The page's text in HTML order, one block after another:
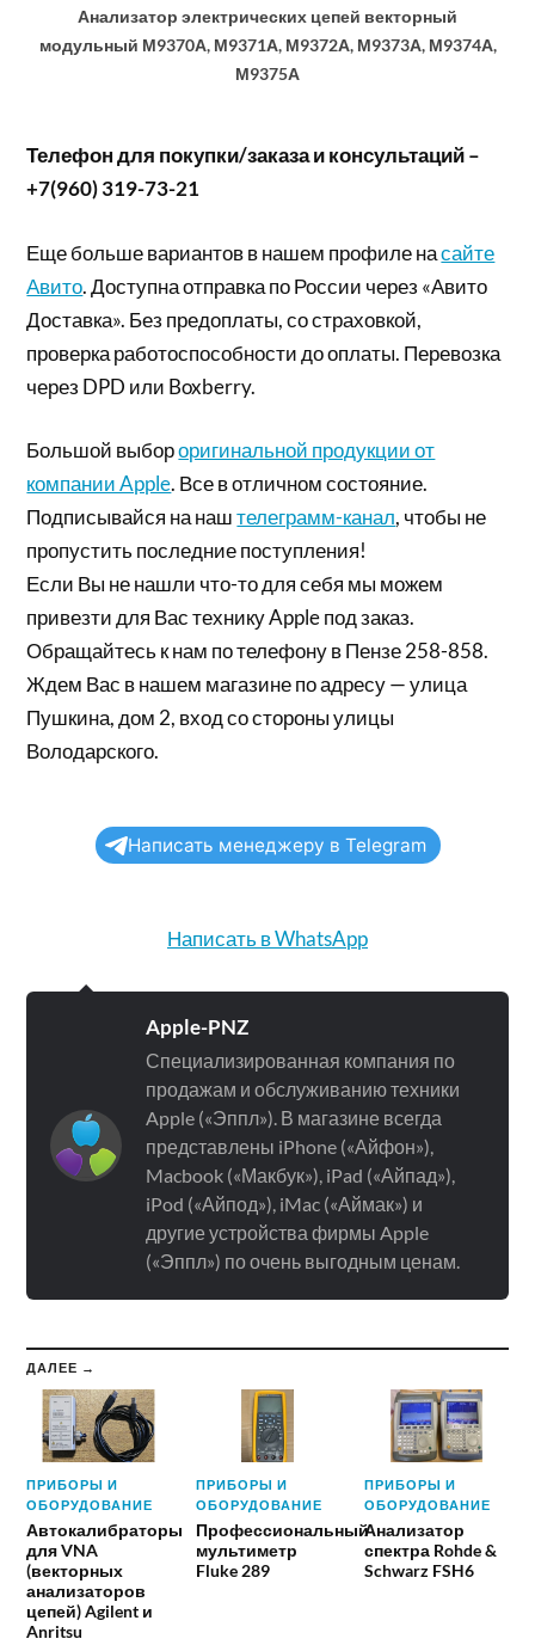
Анализатор электрических цепей векторный
модульный М9370А, М9371А, М9372А, М9373А, М9374А,
М9375А
Телефон для покупки/заказа и консультаций –
+7(960) 319-73-21
Еще больше вариантов в нашем профиле насайте
Авито. Доступна отправка по России через «Авито
Доставка». Без предоплаты, со страховкой,
проверка работоспособности до оплаты. Перевозка
через DPD или Boxberry.
Большой выбороригинальной продукции от
компании Apple. Все в отличном состояние.
Подписывайся на наштелеграмм-канал, чтобы не
пропустить последние поступления!
Если Вы не нашли что-то для себя мы можем
привезти для Вас технику Apple под заказ.
Обращайтесь к нам по телефону в Пензе 258-858.
Ждем Вас в нашем магазине по адресу — улица
Пушкина, дом 2, вход со стороны улицы
Володарского.
Написать менеджеру в Telegram
Написать в WhatsApp
Apple-PNZ
Специализированная компания по
продажам и обслуживанию техники
Apple («Эппл»). В магазине всегда
представлены iPhone («Айфон»),
Macbook («Макбук»), iPad («Айпад»),
iPod («Айпод»), iMac («Аймак») и
другие устройства фирмы Apple
(«Эппл») по очень выгодным ценам.
ДАЛЕЕ →
ПРИБОРЫ И
ОБОРУДОВАНИЕ
Автокалибраторы
для VNA
(векторных
анализаторов
цепей) Agilent и
Anritsu
ПРИБОРЫ И
ОБОРУДОВАНИЕ
Профессиональный
мультиметр
Fluke 289
ПРИБОРЫ И
ОБОРУДОВАНИЕ
Анализатор
спектра Rohde &
Schwarz FSH6